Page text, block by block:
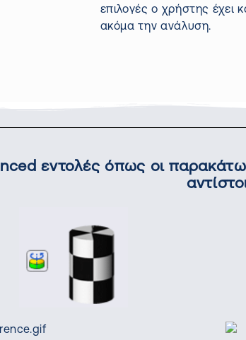
επιλογές ο χρήστης έχει
ακόμα την ανάλυση.
εντολές όπως οι